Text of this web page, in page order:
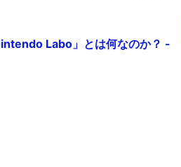
Labo」とは何なのか？ -